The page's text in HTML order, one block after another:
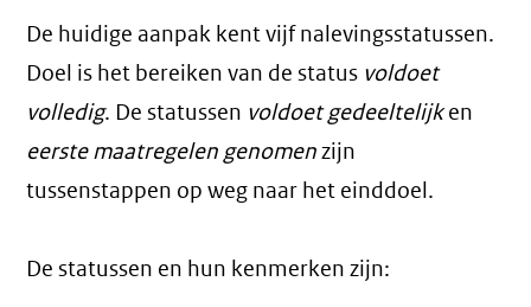
De huidige aanpak kent vijf nalevingsstatussen.
Doel is het bereiken van de status voldoet
volledig. De statussen voldoet gedeeltelijken
eerste maatregelen genomenzijn
tussenstappen op weg naar het einddoel.
De statussen en hun kenmerken zijn: